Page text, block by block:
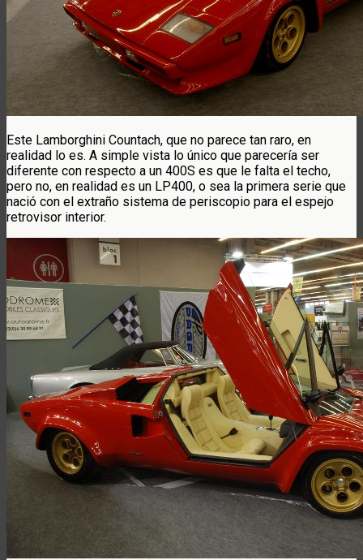
Este Lamborghini Countach, que no parece tan raro, en
realidad lo es. A simple vista lo único que parecería ser
diferente con respecto a un 400S es que le falta el techo,
pero no, en realidad es un LP400, o sea la primera serie que
nació con el extraño sistema de periscopio para el espejo
retrovisor interior.